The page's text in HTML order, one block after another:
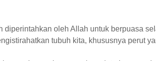
diperintahkan oleh Allah untuk berpuasa
tubuh kita, khususnya perut